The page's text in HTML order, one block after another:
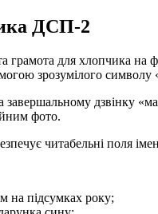
ДСП-2
грамота для хлопчика на
зрозумілого символу
завершальному дзвінку
фото.
читабельні поля
на підсумках року;